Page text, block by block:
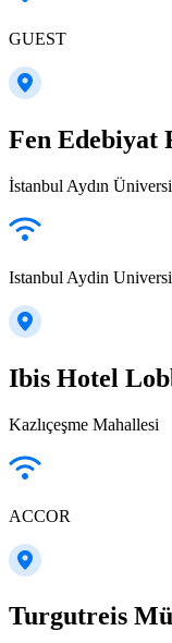
GUEST
Fen Edebiyat
İstanbul Aydın
Istanbul Aydin
Ibis Hotel
Kazlıçeşme Mahallesi
ACCOR
Turgutreis